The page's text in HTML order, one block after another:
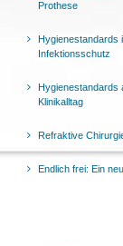
Prothese
Hygienestandards
Infektionsschutz
Hygienestandards
Klinikalltag
Refraktive
Endlich frei: Ein